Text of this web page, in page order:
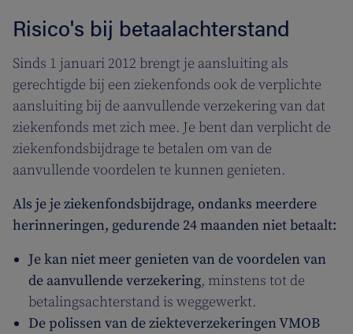
Risico's bij betaalachterstand
Sinds 1 januari 2012 brengt je aansluiting als
gerechtigde bij een ziekenfonds ook de verplichte
aansluiting bij de aanvullende verzekering van dat
ziekenfonds met zich mee. Je bent dan verplicht de
ziekenfondsbijdrage te betalen om van de
aanvullende voordelen te kunnen genieten.
Als je je ziekenfondsbijdrage, ondanks meerdere
herinneringen, gedurende 24 maanden niet betaalt:
Je kan niet meer genieten van de voordelen van
de aanvullende verzekering, minstens tot de
betalingsachterstand is weggewerkt.
De polissen van de ziekteverzekeringen VMOB